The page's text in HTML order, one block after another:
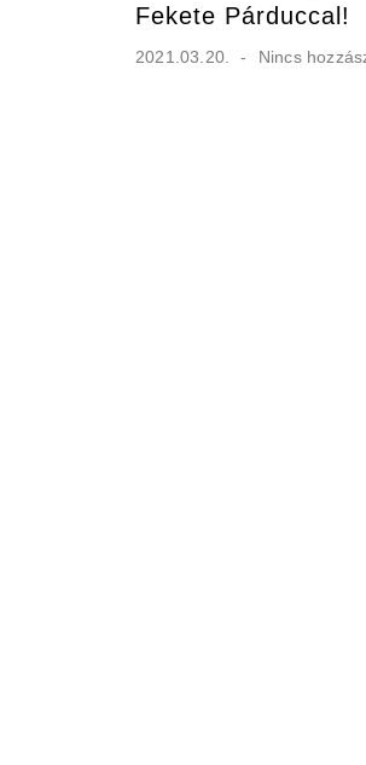
Fekete Párduccal!
2021.03.20. Nincs